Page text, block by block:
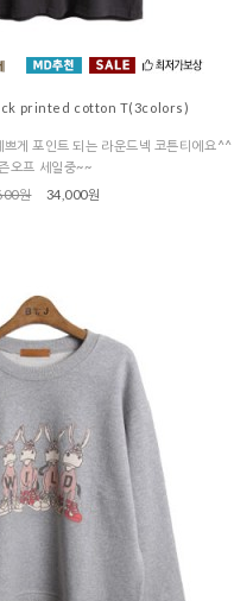
printed cotton T(3colors)
게 포인트 되는 라운드넥 코튼티에요^^
오프 세일중~~
원
34,000원